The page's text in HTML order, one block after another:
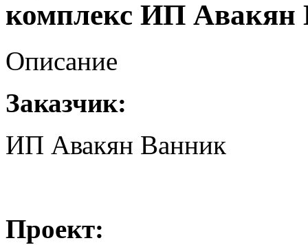
комплекс ИП Авакян
Описание
Заказчик:
ИП Авакян Ванник
Проект: